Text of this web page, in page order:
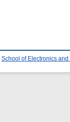
School of Electronics